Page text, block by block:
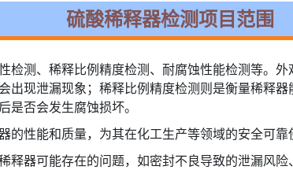
硫酸稀释器检测项目范围
检测、稀释比例精度检测、耐腐蚀性能检测等。
出现泄漏现象；稀释比例精度检测则是衡量稀释
否会发生腐蚀损坏。
性能和质量，为其在化工生产等领域的安全可靠
释器可能存在的问题，如密封不良导致的泄漏风